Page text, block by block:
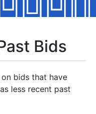
Bids
bids that have
less recent past